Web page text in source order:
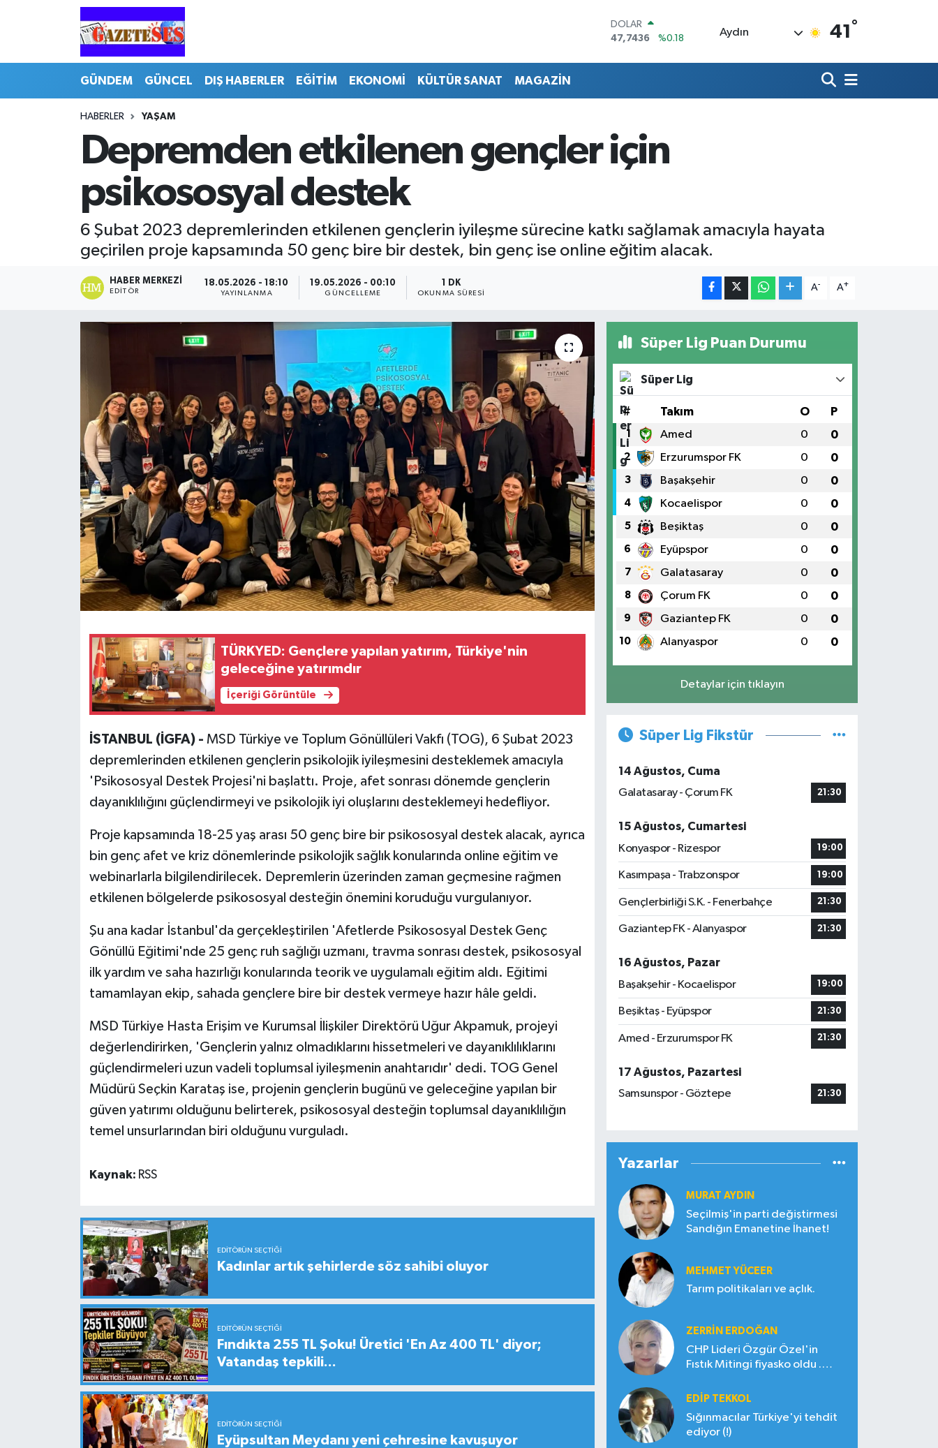
DOLAR
47,7436
%0.18
BİST100
13.779
%-14
BITCOIN
Aydın 41 °
GÜNDEM GÜNCEL DIŞ HABERLER EĞİTİM EKONOMİ KÜLTÜR SANAT MAGAZİN
HABERLER YAŞAM
Depremden etkilenen gençler için
psikososyal destek
6 Şubat 2023 depremlerinden etkilenen gençlerin iyileşme sürecine katkı sağlamak amacıyla hayata
geçirilen proje kapsamında 50 genç bire bir destek, bin genç ise online eğitim alacak.
HABER MERKEZI
EDITÖR
18.05.2026 - 18:10
YAYINLANMA
19.05.2026 - 00:10
GÜNCELLEME
1 DK
OKUNMA SÜRESI
A- A+
TÜRKYED: Gençlere yapılan yatırım, Türkiye'nin
geleceğine yatırımdır
İçeriği Görüntüle
İSTANBUL (İGFA) - MSD Türkiye ve Toplum Gönüllüleri Vakfı (TOG), 6 Şubat 2023
depremlerinden etkilenen gençlerin psikolojik iyileşmesini desteklemek amacıyla
'Psikososyal Destek Projesi'ni başlattı. Proje, afet sonrası dönemde gençlerin
dayanıklılığını güçlendirmeyi ve psikolojik iyi oluşlarını desteklemeyi hedefliyor.
Proje kapsamında 18-25 yaş arası 50 genç bire bir psikososyal destek alacak, ayrıca
bin genç afet ve kriz dönemlerinde psikolojik sağlık konularında online eğitim ve
webinarlarla bilgilendirilecek. Depremlerin üzerinden zaman geçmesine rağmen
etkilenen bölgelerde psikososyal desteğin önemini koruduğu vurgulanıyor.
Şu ana kadar İstanbul'da gerçekleştirilen 'Afetlerde Psikososyal Destek Genç
Gönüllü Eğitimi'nde 25 genç ruh sağlığı uzmanı, travma sonrası destek, psikososyal
ilk yardım ve saha hazırlığı konularında teorik ve uygulamalı eğitim aldı. Eğitimi
tamamlayan ekip, sahada gençlere bire bir destek vermeye hazır hâle geldi.
MSD Türkiye Hasta Erişim ve Kurumsal İlişkiler Direktörü Uğur Akpamuk, projeyi
değerlendirirken, 'Gençlerin yalnız olmadıklarını hissetmeleri ve dayanıklılıklarını
güçlendirmeleri uzun vadeli toplumsal iyileşmenin anahtarıdır' dedi. TOG Genel
Müdürü Seçkin Karataş ise, projenin gençlerin bugünü ve geleceğine yapılan bir
güven yatırımı olduğunu belirterek, psikososyal desteğin toplumsal dayanıklılığın
temel unsurlarından biri olduğunu vurguladı.
Kaynak: RSS
EDITÖRÜN SEÇTIĞI
Kadınlar artık şehirlerde söz sahibi oluyor
EDITÖRÜN SEÇTIĞI
Fındıkta 255 TL Şoku! Üretici 'En Az 400 TL' diyor;
Vatandaş tepkili...
EDITÖRÜN SEÇTIĞI
Eyüpsultan Meydanı yeni çehresine kavuşuyor
Süper Lig Puan Durumu
Süper Lig
# Takım O P
1 Amed 0 0
2 Erzurumspor FK 0 0
3 Başakşehir 0 0
4 Kocaelispor 0 0
5 Beşiktaş 0 0
6 Eyüpspor 0 0
7 Galatasaray 0 0
8 Çorum FK 0 0
9 Gaziantep FK 0 0
10 Alanyaspor 0 0
Detaylar için tıklayın
Süper Lig Fikstür
14 Ağustos, Cuma
Galatasaray - Çorum FK
21:30
15 Ağustos, Cumartesi
Konyaspor - Rizespor
19:00
Kasımpaşa - Trabzonspor 19:00
Gençlerbirliği S.K. - Fenerbahçe 21:30
Gaziantep FK - Alanyaspor 21:30
16 Ağustos, Pazar
Başakşehir - Kocaelispor
19:00
Beşiktaş - Eyüpspor 21:30
Amed - Erzurumspor FK 21:30
17 Ağustos, Pazartesi
Samsunspor - Göztepe
21:30
Yazarlar
MURAT AYDIN
Seçilmiş'in parti değiştirmesi
Sandığın Emanetine İhanet!
MEHMET YÜCEER
Tarım politikaları ve açlık.
ZERRIN ERDOĞAN
CHP Lideri Özgür Özel'in
Fıstık Mitingi fiyasko oldu .
EDIP TEKKOL
Sığınmacılar Türkiye'yi tehdit
ediyor (!)